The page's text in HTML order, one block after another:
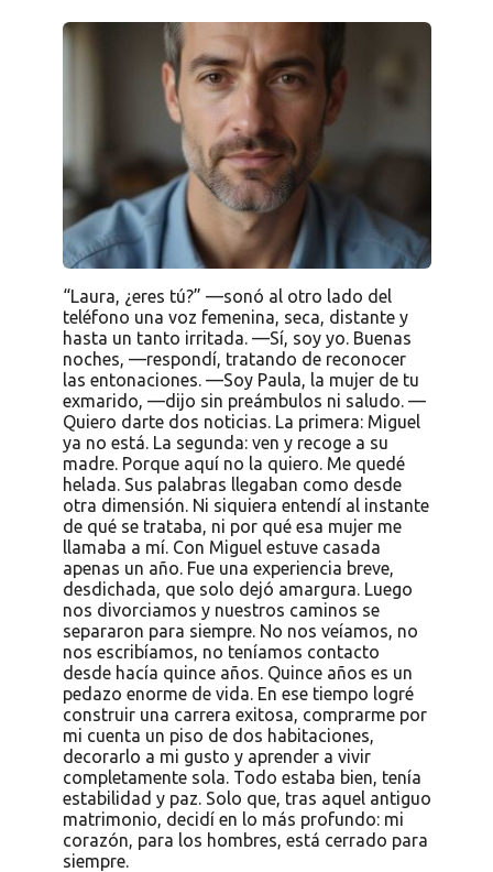
“Laura, ¿eres tú?” —sonó al otro lado del
teléfono una voz femenina, seca, distante y
hasta un tanto irritada. —Sí, soy yo. Buenas
noches, —respondí, tratando de reconocer
las entonaciones. —Soy Paula, la mujer de tu
exmarido, —dijo sin preámbulos ni saludo. —
Quiero darte dos noticias. La primera: Miguel
ya no está. La segunda: ven y recoge a su
madre. Porque aquí no la quiero. Me quedé
helada. Sus palabras llegaban como desde
otra dimensión. Ni siquiera entendí al instante
de qué se trataba, ni por qué esa mujer me
llamaba a mí. Con Miguel estuve casada
apenas un año. Fue una experiencia breve,
desdichada, que solo dejó amargura. Luego
nos divorciamos y nuestros caminos se
separaron para siempre. No nos veíamos, no
nos escribíamos, no teníamos contacto
desde hacía quince años. Quince años es un
pedazo enorme de vida. En ese tiempo logré
construir una carrera exitosa, comprarme por
mi cuenta un piso de dos habitaciones,
decorarlo a mi gusto y aprender a vivir
completamente sola. Todo estaba bien, tenía
estabilidad y paz. Solo que, tras aquel antiguo
matrimonio, decidí en lo más profundo: mi
corazón, para los hombres, está cerrado para
siempre.